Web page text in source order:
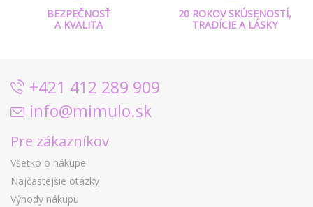
BEZPEČNOSŤ
A KVALITA
20 ROKOV SKÚSENOSTÍ,
TRADÍCIE A LÁSKY
+421 412 289 909
info@mimulo.sk
Pre zákazníkov
Všetko o nákupe
Najčastejšie otázky
Výhody nákupu